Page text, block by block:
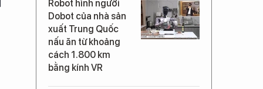
Robot hình người
Dobot của nhà sản
xuất Trung Quốc
nấu ăn từ khoảng
cách 1.800 km
bằng kính VR